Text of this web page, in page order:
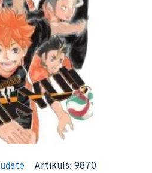
Artikuls: 9870